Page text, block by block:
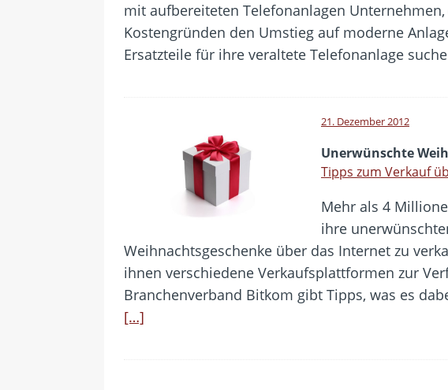
mit aufbereiteten Telefonanlagen Unternehmen,
Kostengründen den Umstieg auf moderne
Ersatzteile für ihre veraltete Telefonanlage
21. Dezember 2012
Unerwünschte
Tipps zum Verkauf
Mehr als 4
ihre
Weihnachtsgeschenke über das Internet zu
ihnen verschiedene Verkaufsplattformen zur
Branchenverband Bitkom gibt Tipps, was es
[…]